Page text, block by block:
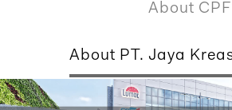
About
About PT. Jaya